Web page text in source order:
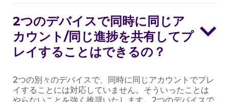
2つのデバイスで同時に同じア
カウント/同じ進捗を共有してプ
レイすることはできるの？
2つの別々のデバイスで、同時に同じアカウントでプレ
イすることには対応していません。そういったことは